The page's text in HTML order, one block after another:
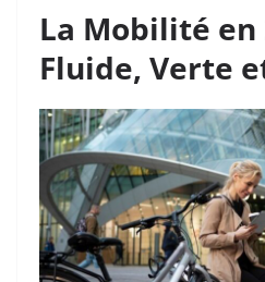
La Mobilité en
Fluide, Verte